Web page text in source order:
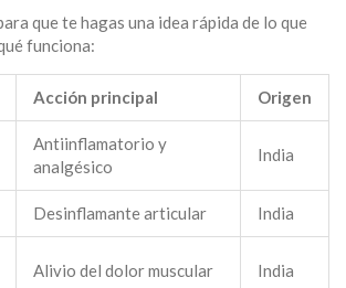
que te hagas una idea rápida de lo que
funciona:
Acción principal Origen
Antiinflamatorio y
analgésico
India
Desinflamante articular India
Alivio del dolor muscular India